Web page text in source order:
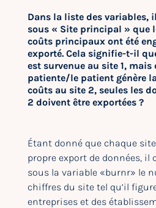
Dans la liste des variables,
sous « Site principal » que
coûts principaux ont été
exporté. Cela signifie-t-il
est survenue au site 1, mais
patiente/le patient génère
coûts au site 2, seules les
2 doivent être exportées ?
Étant donné que chaque
propre export de données, il
sous la variable «burnr» le
chiffres du site tel qu’il
entreprises et des